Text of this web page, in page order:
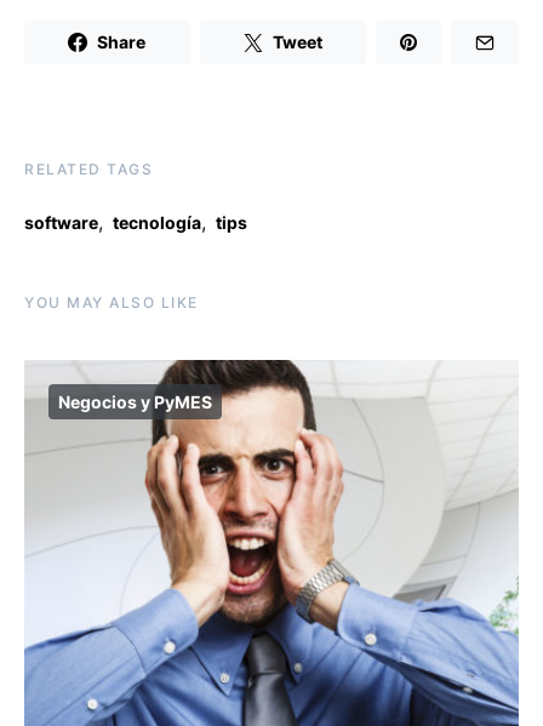
Share Tweet
RELATED TAGS
software, tecnología, tips
YOU MAY ALSO LIKE
Negocios y PyMES